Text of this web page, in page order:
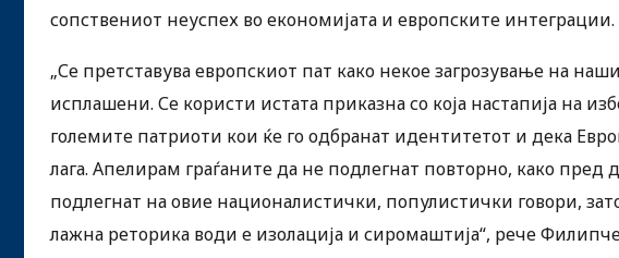
сопствениот неуспех во економијата и европските интеграции.
„Се претставува европскиот пат како некое загрозување на
исплашени. Се користи истата приказна со која настапија на
големите патриоти кои ќе го одбранат идентитетот и дека
лага. Апелирам граѓаните да не подлегнат повторно, како
подлегнат на овие националистички, популистички говори,
лажна реторика води е изолација и сиромаштија“, рече